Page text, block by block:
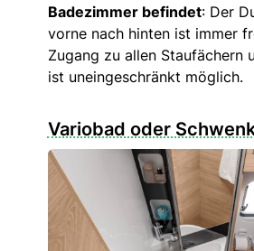
Badezimmer befindet: Der
vorne nach hinten ist immer
Zugang zu allen Staufächern
ist uneingeschränkt möglich.
Variobad oder